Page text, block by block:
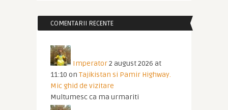
COMENTARII RECENTE
Imperator2 august 2026 at
11:10 on Tajikistan si Pamir Highway.
Mic ghid de vizitare
Multumesc ca ma urmariti